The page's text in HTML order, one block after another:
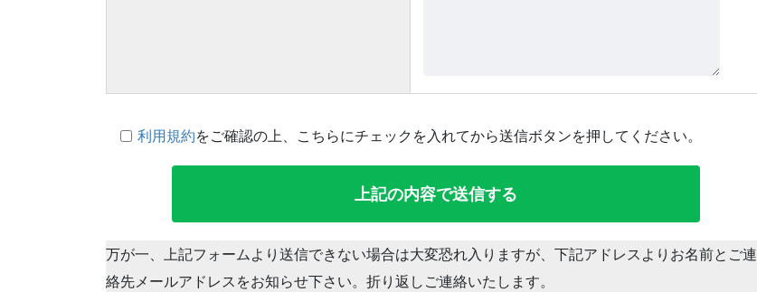
利用規約をご確認の上、こちらにチェックを入れてから送信ボタンを押してください。
万が一、上記フォームより送信できない場合は大変恐れ入りますが、下記アドレスよりお名前とご連
絡先メールアドレスをお知らせ下さい。折り返しご連絡いたします。